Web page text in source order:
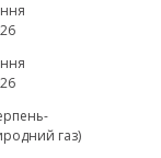
газ)